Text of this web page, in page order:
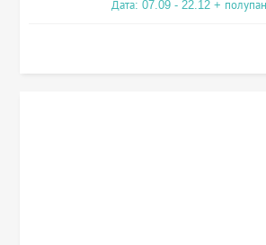
Дата: 07.09 - 22.12 +